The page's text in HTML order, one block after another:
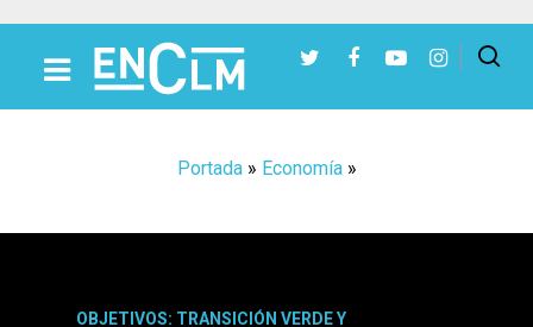
Portada» Economía»
OBJETIVOS: TRANSICIÓN VERDE Y